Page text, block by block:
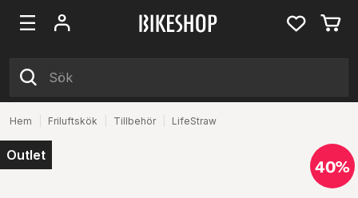
Hem Friluftskök Tillbehör LifeStraw
Outlet
40%